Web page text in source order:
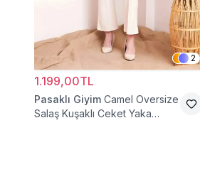
2
1.199,00TL
Pasaklı Giyim Camel Oversize
Salaş Kuşaklı Ceket Yaka